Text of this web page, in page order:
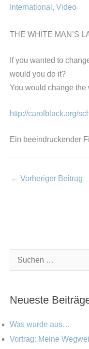
International , Video
THE WHITE MAN’S
If you wanted to
would you do it?
You would change the
http://carolblack.org/
Ein beeindruckender
← Vorheriger Beitrag
e
n
Neueste
Was wurde aus…
Vortrag: Meine
a
e
r
h